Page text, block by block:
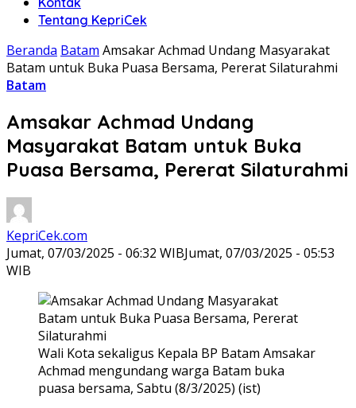
Tentang KepriCek
Beranda Batam Amsakar Achmad Undang Masyarakat
Batam untuk Buka Puasa Bersama, Pererat Silaturahmi
Batam
Amsakar Achmad Undang
Masyarakat Batam untuk Buka
Puasa Bersama, Pererat Silaturahmi
KepriCek.com
Jumat, 07/03/2025 - 06:32 WIBJumat, 07/03/2025 - 05:53
WIB
Wali Kota sekaligus Kepala BP Batam Amsakar
Achmad mengundang warga Batam buka
puasa bersama, Sabtu (8/3/2025) (ist)